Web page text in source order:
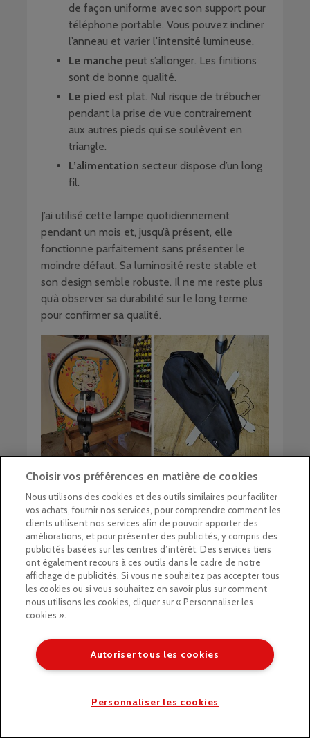
de façon uniforme avec son support pour
téléphone portable. Vous pouvez incliner
l’anneau et varier l’intensité lumineuse.
Le manche peut s’allonger. Les finitions
sont de bonne qualité.
Le pied est plat. Nul risque de trébucher
pendant la prise de vue contrairement
aux autres pieds qui se soulèvent en
triangle.
L’alimentation secteur dispose d’un long
fil.
J’ai utilisé cette lampe quotidiennement
pendant un mois et, jusqu’à présent, elle
fonctionne parfaitement sans présenter le
moindre défaut. Sa luminosité reste stable et
son design semble robuste. Il ne me reste plus
qu’à observer sa durabilité sur le long terme
pour confirmer sa qualité.
Une idée de cadeau ?
Il est vrai que ce n’est pas dumatériel à petit
prix. Cette lampe Aura peut donc se
transformer en un super cadeau. Si vous avez
un ami photographe ou un proche artiste, c’est
un cadeau plutôt utile à l’atelier.
Pourquoi ne pas envisager une cagnotte
collective entre amis ou en famille, pour rendre
l’achat accessible ? Une manière plutôt bien
pensée pour célébrer une occasion spéciale
d’un artiste.
Choisir vos préférences en matière de cookies
Nous utilisons des cookies et des outils similaires pour faciliter
vos achats, fournir nos services, pour comprendre comment les
clients utilisent nos services afin de pouvoir apporter des
améliorations, et pour présenter des publicités, y compris des
publicités basées sur les centres d’intérêt. Des services tiers
ont également recours à ces outils dans le cadre de notre
affichage de publicités. Si vous ne souhaitez pas accepter tous
les cookies ou si vous souhaitez en savoir plus sur comment
nous utilisons les cookies, cliquer sur « Personnaliser les
cookies ».
Autoriser tous les cookies
Personnaliser les cookies